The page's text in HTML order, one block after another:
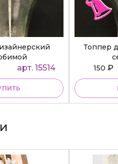
арт. 15514
Топпер
150 ₽